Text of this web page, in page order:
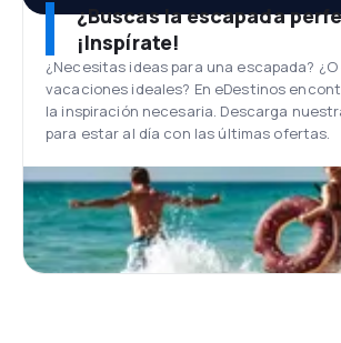
¿Buscas la escapada
¡Inspírate!
¿Necesitas ideas para una escapada?
vacaciones ideales? En eDestinos
la inspiración necesaria. Descarga
para estar al día con las últimas ofertas.